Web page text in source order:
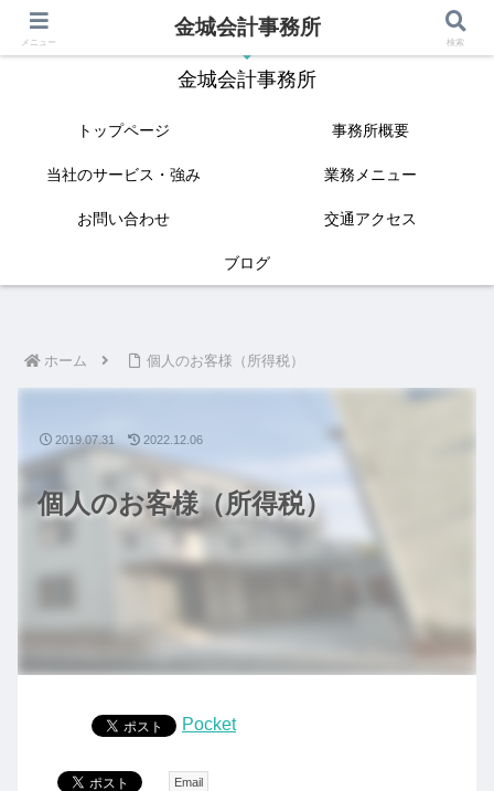
IT(クラウド会計)と相続に強い姫路の税理士
金城会計事務所
トップページ 事務所概要
当社のサービス・強み 業務メニュー
お問い合わせ 交通アクセス
ブログ
ホーム 個人のお客様（所得税）
個人のお客様（所得税）
2019.07.31 2022.12.06
Pocket
Email
メニュー
金城会計事務所
検索